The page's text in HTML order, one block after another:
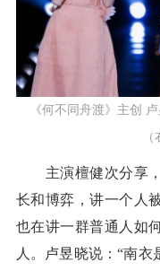
《何不同舟渡》主创
主演檀健次分享，
长和博弈，讲一个人
也在讲一群普通人如
人。卢昱晓说：“南